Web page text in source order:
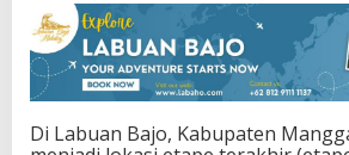
a
j
o
Di Labuan Bajo, Kabupaten